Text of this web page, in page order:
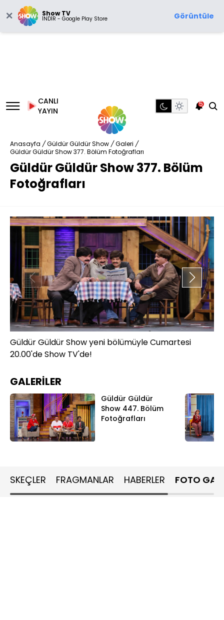
Show TV
İNDİR - Google Play Store Görüntüle
CANLI
YAYIN
5
Anasayfa / Güldür Güldür Show / Galeri /
Güldür Güldür Show 377. Bölüm Fotoğrafları
Güldür Güldür Show 377. Bölüm
Fotoğrafları
Güldür Güldür Show yeni bölümüyle Cumartesi
20.00'de Show TV'de!
GALERİLER
Güldür Güldür
Show 447. Bölüm
Fotoğrafları
SKEÇLER FRAGMANLAR HABERLER FOTO